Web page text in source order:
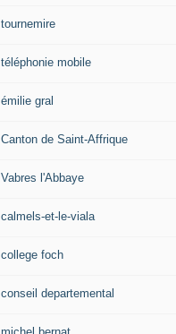
tournemire
téléphonie mobile
émilie gral
Canton de Saint-Affrique
Vabres l'Abbaye
calmels-et-le-viala
college foch
conseil departemental
michel bernat